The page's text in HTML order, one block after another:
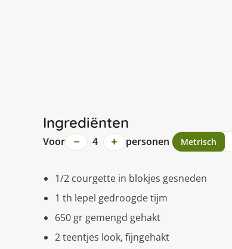
Ingrediënten
Voor − 4 + personen Metrisch
1/2 courgette in blokjes gesneden
1 th lepel gedroogde tijm
650 gr gemengd gehakt
2 teentjes look, fijngehakt